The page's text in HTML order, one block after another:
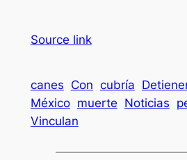
Source link
canes Con cubría
México muerte Noticias
Vinculan